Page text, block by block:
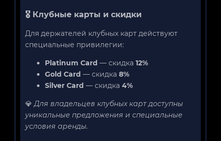
🎖 Клубные карты и скидки
Для держателей клубных карт действуют
специальные привилегии:
Platinum Card — скидка 12%
Gold Card — скидка 8%
Silver Card — скидка 4%
💎Для владельцев клубных карт доступны
уникальные предложения и специальные
условия аренды.